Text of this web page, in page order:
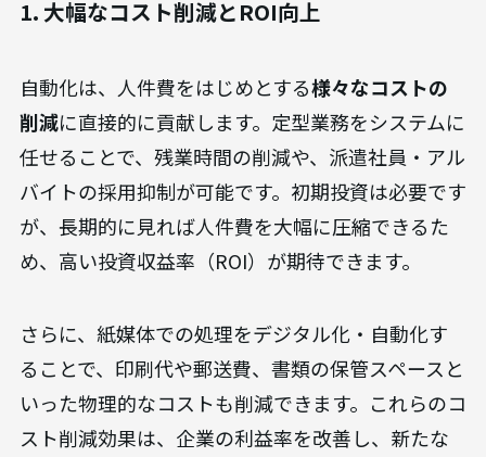
1. 大幅なコスト削減とROI向上
自動化は、人件費をはじめとする様々なコストの
削減に直接的に貢献します。定型業務をシステムに
任せることで、残業時間の削減や、派遣社員・アル
バイトの採用抑制が可能です。初期投資は必要です
が、長期的に見れば人件費を大幅に圧縮できるた
め、高い投資収益率（ROI）が期待できます。
さらに、紙媒体での処理をデジタル化・自動化す
ることで、印刷代や郵送費、書類の保管スペースと
いった物理的なコストも削減できます。これらのコ
スト削減効果は、企業の利益率を改善し、新たな